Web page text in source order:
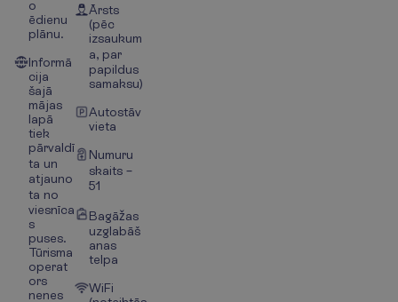
o
ēdienu
plānu.
Informā
cija
šajā
mājas
lapā
tiek
pārvaldī
ta un
atjauno
ta no
viesnīca
s
puses.
Tūrisma
operat
ors
nenes
Ārsts
(pēc
izsaukum
a, par
papildus
samaksu)
Autostāv
vieta
Numuru
skaits –
51
Bagāžas
uzglabāš
anas
telpa
WiFi